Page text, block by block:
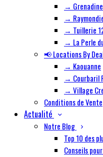
→
→
→ Tuillerie
→ La Perle
📢 Locations By
→ Kaouanne
→ Courbaril
→ Village
Conditions de Vente
Actualité
Notre Blog
Top 10 des
Conseils